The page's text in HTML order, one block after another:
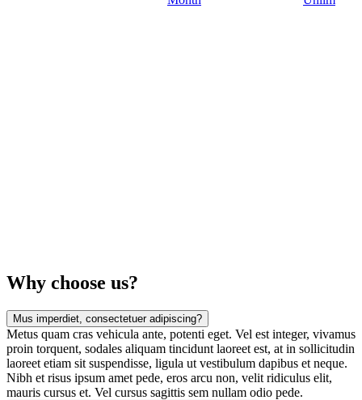
Why choose us?
Mus imperdiet, consectetuer adipiscing?
Metus quam cras vehicula ante, potenti eget. Vel est integer, vivamus
proin torquent, sodales aliquam tincidunt laoreet est, at in sollicitudin
laoreet etiam sit suspendisse, ligula ut vestibulum dapibus et neque.
Nibh et risus ipsum amet pede, eros arcu non, velit ridiculus elit,
mauris cursus et. Vel cursus sagittis sem nullam odio pede.